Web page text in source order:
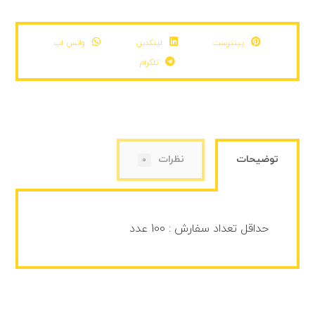
پینترست لینکدین
واتس اپ
تلگرام
توضیحات نظرات 0
حداقل تعداد سفارش : 100 عدد